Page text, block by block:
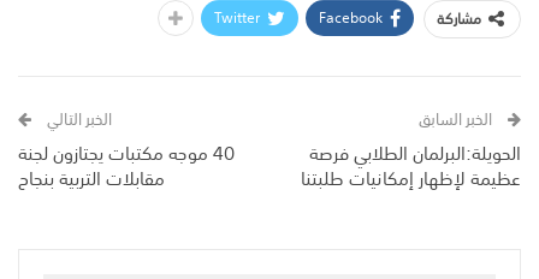
مشاركة
Facebook
Twitter
الخبر السابق
الحويلة:البرلمان الطلابي فرصة
عظيمة لإظهار إمكانيات طلبتنا
الخبر التالي
40 موجه مكتبات يجتازون لجنة
مقابلات التربية بنجاح